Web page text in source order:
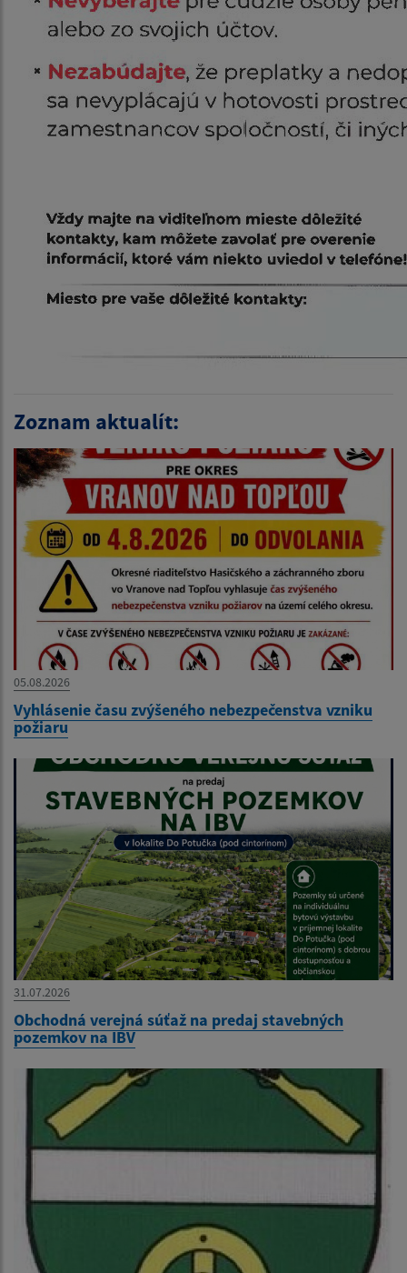
Zoznam aktualít:
05.08.2026
Vyhlásenie času zvýšeného nebezpečenstva vzniku
požiaru
31.07.2026
Obchodná verejná súťaž na predaj stavebných
pozemkov na IBV